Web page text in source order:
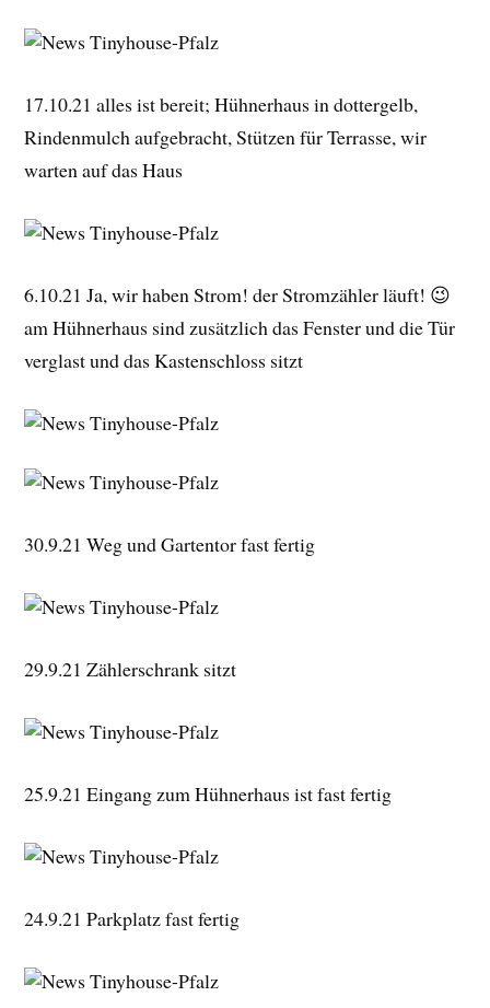
17.10.21 alles ist bereit; Hühnerhaus in dottergelb,
Rindenmulch aufgebracht, Stützen für Terrasse, wir
warten auf das Haus
6.10.21 Ja, wir haben Strom! der Stromzähler läuft! 😉
am Hühnerhaus sind zusätzlich das Fenster und die Tür
verglast und das Kastenschloss sitzt
30.9.21 Weg und Gartentor fast fertig
29.9.21 Zählerschrank sitzt
25.9.21 Eingang zum Hühnerhaus ist fast fertig
24.9.21 Parkplatz fast fertig